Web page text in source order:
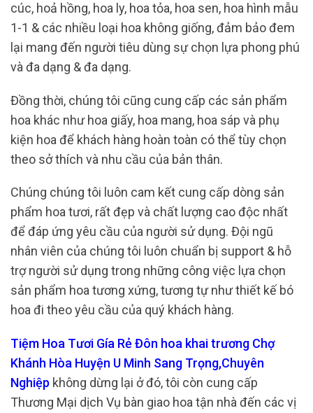
cúc, hoả hồng, hoa ly, hoa tỏa, hoa sen, hoa hình mẫu
1-1 & các nhiều loại hoa không giống, đảm bảo đem
lại mang đến người tiêu dùng sự chọn lựa phong phú
và đa dạng & đa dạng.
Đồng thời, chúng tôi cũng cung cấp các sản phẩm
hoa khác như hoa giấy, hoa mang, hoa sáp và phụ
kiện hoa để khách hàng hoàn toàn có thể tùy chọn
theo sở thích và nhu cầu của bản thân.
Chúng chúng tôi luôn cam kết cung cấp dòng sản
phẩm hoa tươi, rất đẹp và chất lượng cao độc nhất
để đáp ứng yêu cầu của người sử dụng. Đội ngũ
nhân viên của chúng tôi luôn chuẩn bị support & hỗ
trợ người sử dụng trong những công việc lựa chọn
sản phẩm hoa tương xứng, tương tự như thiết kế bó
hoa đi theo yêu cầu của quý khách hàng.
Tiệm Hoa Tươi Gía Rẻ Đôn hoa khai trương Chợ
Khánh Hòa Huyện U Minh Sang Trọng,Chuyên
Nghiệp không dừng lại ở đó, tôi còn cung cấp
Thương Mại dịch Vụ bàn giao hoa tận nhà đến các vị